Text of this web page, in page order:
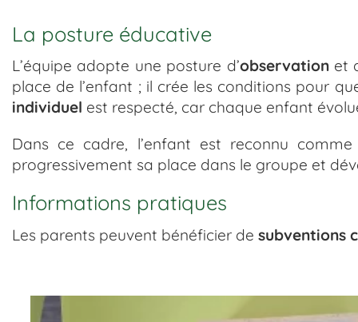
La posture éducative
L’équipe adopte une posture d’observationet
place de l’enfant ; il crée les conditions pour
individuel est respecté, car chaque enfant
Dans ce cadre, l’enfant est reconnu
progressivement sa place dans le groupe et
Informations pratiques
Les parents peuvent bénéficier de subventions